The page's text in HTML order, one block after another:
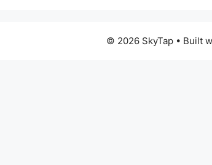
© 2026 SkyTap • Built